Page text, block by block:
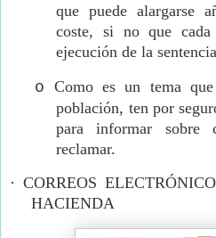
que puede alargarse
coste, si no que
ejecución de la
o Como es un tema
población, ten por
para informar sobre
reclamar.
· CORREOS
HACIENDA